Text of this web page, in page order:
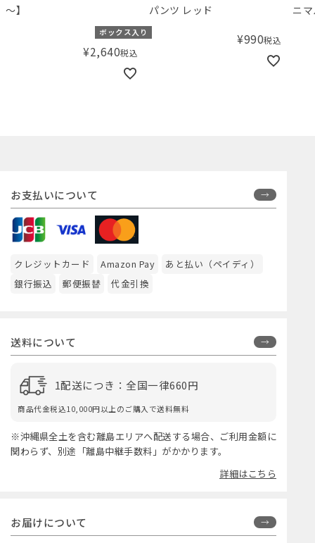
～】
ボックス入り
¥2,640税込
パンツ レッド
¥990税込
ニ
お支払いについて
クレジットカード Amazon Pay
あと払い（ペイディ）
銀行振込
郵便振替 代金引換
送料について
1配送につき：全国一律660円
商品代金税込10,000円以上のご購入で送料無料
※沖縄県全土を含む離島エリアへ配送する場合、ご利用金額に
関わらず、別途「離島中継手数料」がかかります。
詳細はこちら
お届けについて